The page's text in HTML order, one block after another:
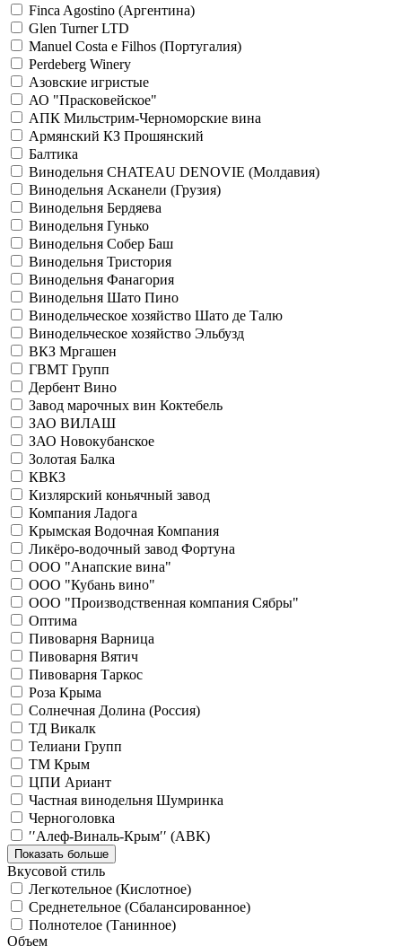
Finca Agostino (Аргентина)
Glen Turner LTD
Manuel Costa e Filhos (Португалия)
Perdeberg Winery
Азовские игристые
АО "Прасковейское"
АПК Мильстрим-Черноморские вина
Армянский КЗ Прошянский
Балтика
Винодельня CHATEAU DENOVIE (Молдавия)
Винодельня Асканели (Грузия)
Винодельня Бердяева
Винодельня Гунько
Винодельня Собер Баш
Винодельня Тристория
Винодельня Фанагория
Винодельня Шато Пино
Винодельческое хозяйство Шато де Талю
Винодельческое хозяйство Эльбузд
ВКЗ Мргашен
ГВМТ Групп
Дербент Вино
Завод марочных вин Коктебель
ЗАО ВИЛАШ
ЗАО Новокубанское
Золотая Балка
КВКЗ
Кизлярский коньячный завод
Компания Ладога
Крымская Водочная Компания
Ликёро-водочный завод Фортуна
ООО "Анапские вина"
ООО "Кубань вино"
ООО "Производственная компания Сябры"
Оптима
Пивоварня Варница
Пивоварня Вятич
Пивоварня Таркос
Роза Крыма
Солнечная Долина (Россия)
ТД Викалк
Телиани Групп
ТМ Крым
ЦПИ Ариант
Частная винодельня Шумринка
Черноголовка
′′Алеф-Виналь-Крым′′ (АВК)
Показать больше
Вкусовой стиль
Легкотельное (Кислотное)
Среднетельное (Сбалансированное)
Полнотелое (Танинное)
Объем